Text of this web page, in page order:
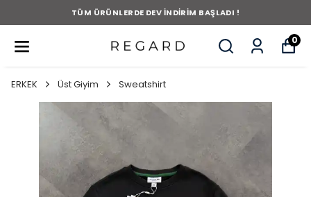
TÜM ÜRÜNLERDE DEV İNDİRİM BAŞLADI !
0
ERKEK Üst Giyim Sweatshirt